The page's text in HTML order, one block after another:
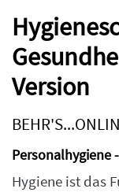
Version
Personalhygiene
Hygiene ist das